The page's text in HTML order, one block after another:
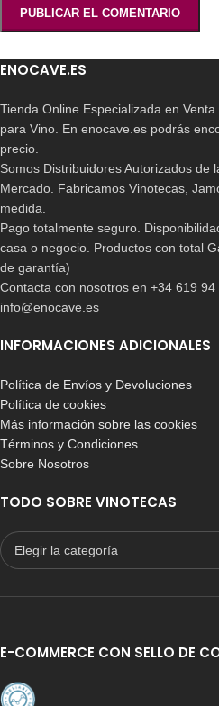
ENOCAVE.ES
Tienda Online Especializada en
para Vino. En enocave.es podrás
precio.
Somos Distribuidores Autorizados de
Mercado. Fabricamos Vinotecas,
medida.
Pago totalmente seguro.
casa o negocio. Productos con total
de garantía)
Contacta con nosotros en +34 619
info@enocave.es
INFORMACIONES ADICIONALES
Política de Envíos y Devoluciones
Política de cookies
Más información sobre las cookies
Términos y Condiciones
Sobre Nosotros
TODO SOBRE VINOTECAS
E-COMMERCE CON SELLO DE